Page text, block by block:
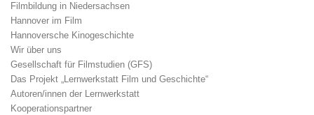
Filmbildung in Niedersachsen
Hannover im Film
Hannoversche Kinogeschichte
Wir über uns
Gesellschaft für Filmstudien (GFS)
Das Projekt „Lernwerkstatt Film und Geschichte“
Autoren/innen der Lernwerkstatt
Kooperationspartner